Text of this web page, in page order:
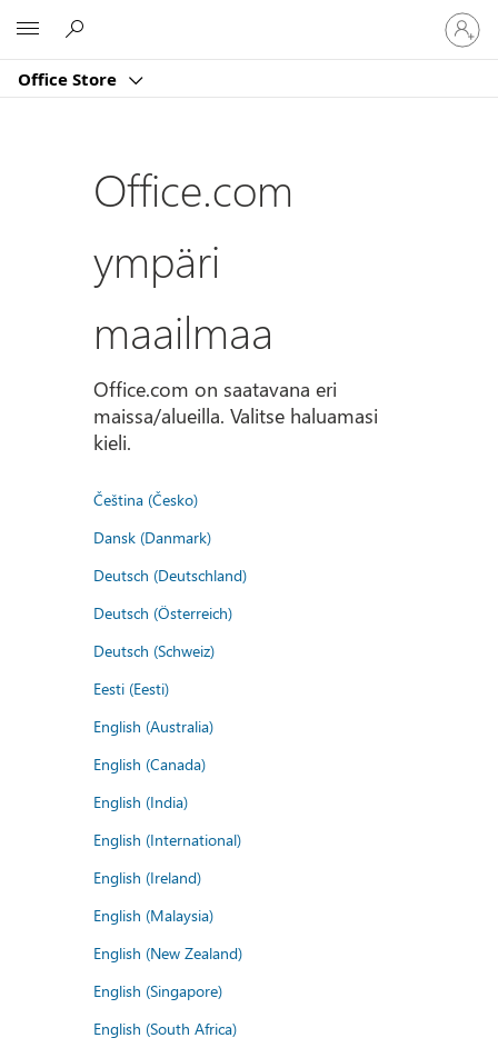
Office Store
sisään
tilille
Office.com
ympäri
maailmaa
Office.com on saatavana eri
maissa/alueilla. Valitse haluamasi
kieli.
Čeština (Česko)
Dansk (Danmark)
Deutsch (Deutschland)
Deutsch (Österreich)
Deutsch (Schweiz)
Eesti (Eesti)
English (Australia)
English (Canada)
English (India)
English (International)
English (Ireland)
English (Malaysia)
English (New Zealand)
English (Singapore)
English (South Africa)